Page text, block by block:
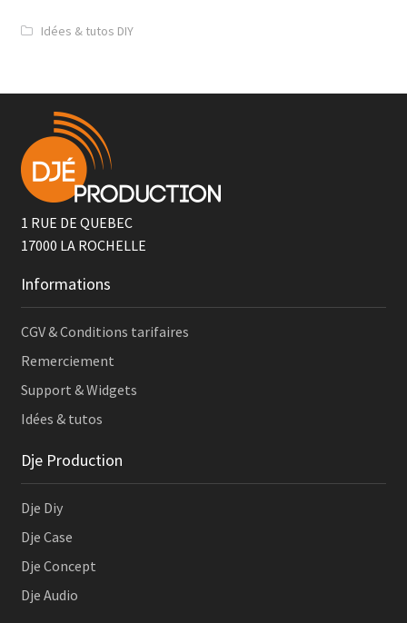
Idées & tutos DIY
1 RUE DE QUEBEC
17000 LA ROCHELLE
Informations
CGV & Conditions tarifaires
Remerciement
Support & Widgets
Idées & tutos
Dje Production
Dje Diy
Dje Case
Dje Concept
Dje Audio